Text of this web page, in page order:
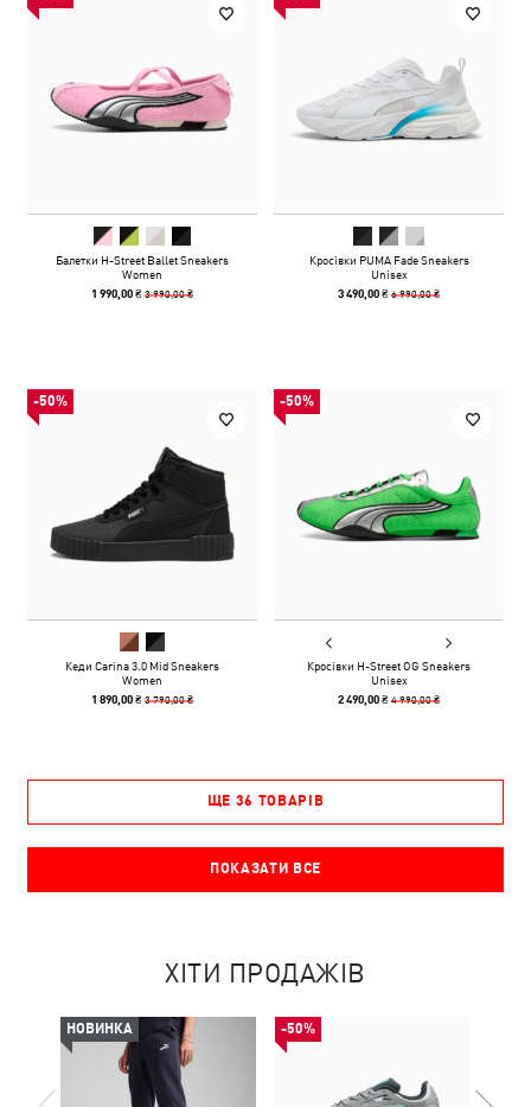
Балетки H-Street Ballet Sneakers
Women
1 990,00 ₴3 990,00 ₴
Кросівки PUMA Fade Sneakers
Unisex
3 490,00 ₴6 990,00 ₴
-50%
Кеди Carina 3.0 Mid Sneakers
Women
1 890,00 ₴3 790,00 ₴
-50%
Кросівки H-Street OG Sneakers
Unisex
2 490,00 ₴4 990,00 ₴
ЩЕ 36 ТОВАРІВ
ПОКАЗАТИ ВСЕ
ХІТИ ПРОДАЖІВ
НОВИНКА -50%